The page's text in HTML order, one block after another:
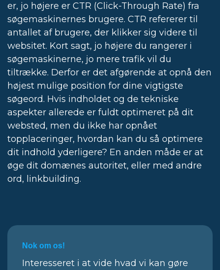
er, jo højere er CTR (Click-Through Rate) fra
søgemaskinernes brugere. CTR refererer til
antallet af brugere, der klikker sig videre til
websitet. Kort sagt, jo højere du rangerer i
søgemaskinerne, jo mere trafik vil du
tiltrække. Derfor er det afgørende at opnå den
højest mulige position for dine vigtigste
søgeord. Hvis indholdet og de tekniske
aspekter allerede er fuldt optimeret på dit
websted, men du ikke har opnået
topplaceringer, hvordan kan du så optimere
dit indhold yderligere? En anden måde er at
øge dit domænes autoritet, eller med andre
ord, linkbuilding.
Nok om os!
Interesseret i at vide hvad vi kan gøre